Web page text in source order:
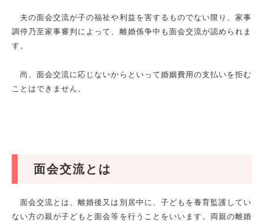
夫の面会交流が子の福祉や利益を害するものでない限り、家事
調停乃至家事審判によって、離婚係争中も面会交流が認められま
す。
尚、面会交流に応じないからといって婚姻費用の支払いを拒む
ことはできません。
面会交流とは
面会交流とは、離婚後又は別居中に、子どもを養育監護してい
ない方の親が子どもと面会等を行うことをいいます。両親の離婚